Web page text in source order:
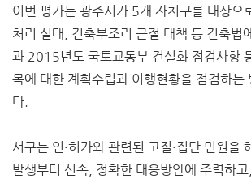
이번 평가는 광주시가 5개 자치구를 대상으
처리 실태, 건축부조리 근절 대책 등 건축법
과 2015년도 국토교통부 건실화 점검사항
목에 대한 계획수립과 이행현황을 점검하는
다.
서구는 인·허가와 관련된 고질·집단 민원을
발생부터 신속, 정확한 대응방안에 주력하